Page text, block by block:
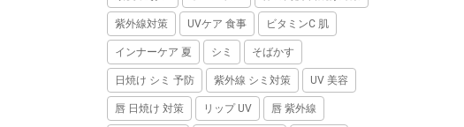
紫外線対策 UVケア 食事 ビタミンC 肌
インナーケア 夏 シミ そばかす
日焼け シミ 予防 紫外線 シミ対策 UV 美容
唇 日焼け 対策 リップ UV 唇 紫外線